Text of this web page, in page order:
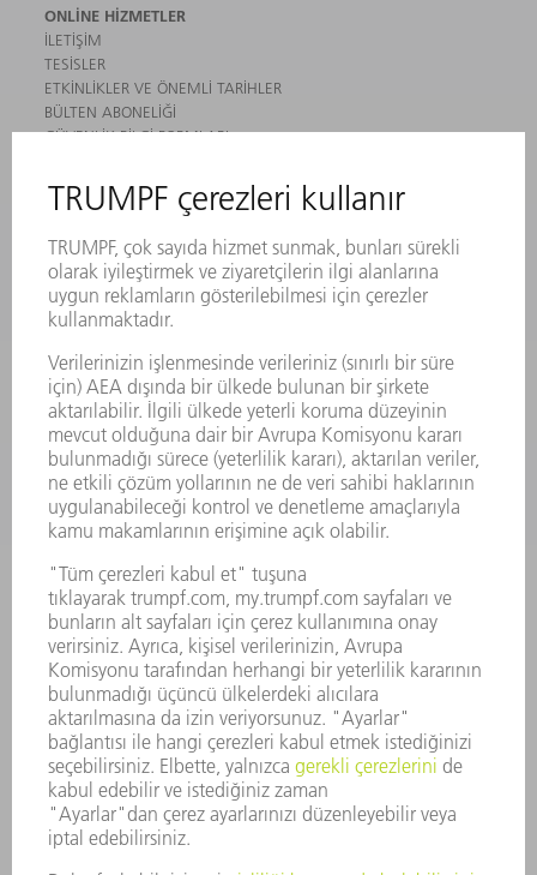
ONLINE HIZMETLER
İLETIŞIM
TESISLER
ETKINLIKLER VE ÖNEMLI TARIHLER
BÜLTEN ABONELIĞI
GÜVENLIK BILGI FORMLARI
MAKINALAR VE SISTEMLER
LAZER
ELEKTRIKLI ALETLER
SMART FACTORY
YAZILIM
SERVISLER
UYGULAMALAR
SEKTÖRLER
ŞIRKET
KARIYER
SUNULAN POZISYONLAR
ŞIRKET PROFILI
YÖNETIM
FAALIYET RAPORU
ŞIRKET PRENSIPLERI
MEVZUATLARA UYUM
BILDIRIM SISTEMI
GÜVENLIK
BASIN BÜLTENLERI
DERGILER
SÜRDÜRÜLEBILIRLIK
ÇEVRE VE IKLIM
SOSYAL VE TOPLUMSAL KONULAR
ŞIRKET YÖNETIMI